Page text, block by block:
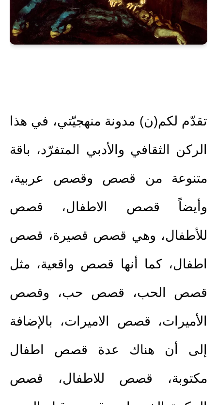
تقدّم لكم(ن) مدونة منهجيّتي، في هذا
الركن الثقافي والأدبي المتفرّد، باقة
متنوعة من قصص
وقصص عربية،
وأيضاً قصص الاطفال، قصص
للأطفال، وهي قصص قصيرة، قصص
اطفال، كما أنها قصص واقعية، مثل
قصص الحب، قصص حب، وقصص
الأميرات، قصص الاميرات، بالإضافة
إلى أن هناك عدة قصص اطفال
مكتوبة، قصص للاطفال، قصص